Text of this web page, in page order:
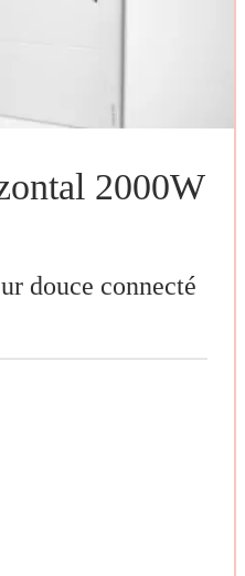
2000W
douce connecté